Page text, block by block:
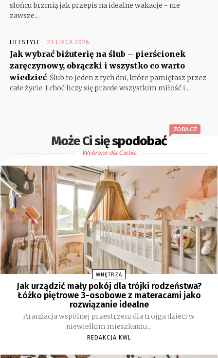
słońcu brzmią jak przepis na idealne wakacje - nie
zawsze...
LIFESTYLE 23 LIPCA 2026
Jak wybrać biżuterię na ślub – pierścionek
zaręczynowy, obrączki i wszystko co warto
wiedzieć Ślub to jeden z tych dni, które pamiętasz przez
całe życie. I choć liczy się przede wszystkim miłość i...
Może Ci się spodobać
ZOBACZ
Wybrane dla Ciebie
WNĘTRZA
Jak urządzić mały pokój dla trójki rodzeństwa?
Łóżko piętrowe 3-osobowe z materacami jako
rozwiązanie idealne
Aranżacja wspólnej przestrzeni dla trojga dzieci w
niewielkim mieszkaniu...
REDAKCJA KWL